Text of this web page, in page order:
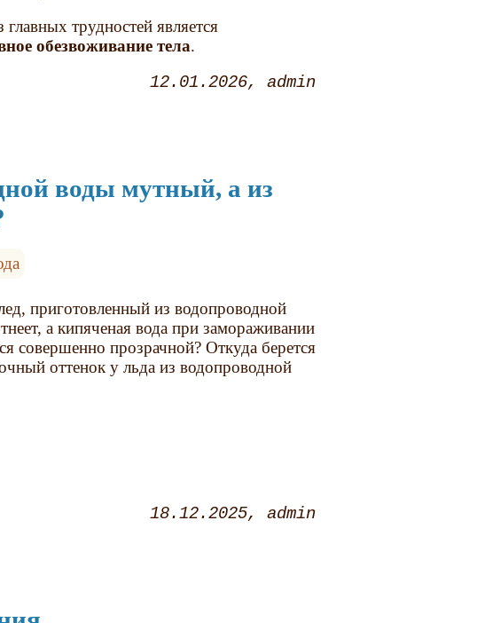
трудностей является
обезвоживание тела.
12.01.2026 admin
воды мутный, а из
приготовленный из водопроводной
а кипяченая вода при замораживании
совершенно прозрачной? Откуда берется
оттенок у льда из водопроводной
18.12.2025 admin